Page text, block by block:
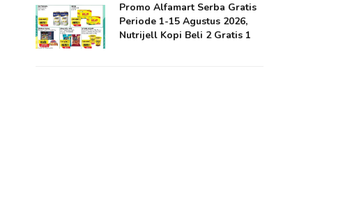
Promo Alfamart Serba Gratis
Periode 1-15 Agustus 2026,
Nutrijell Kopi Beli 2 Gratis 1